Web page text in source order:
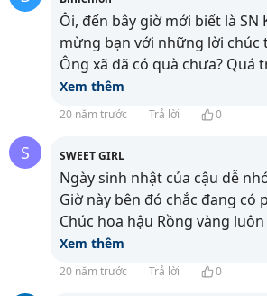
Ôi, đến bây giờ mới biết là SN
mừng bạn với những lời chúc
Ông xã đã có quà chưa? Quá
Xem thêm
20 năm trước Trả lời 0
S SWEET GIRL
Ngày sinh nhật của cậu dễ
Giờ này bên đó chắc đang có
Chúc hoa hậu Rồng vàng
Xem thêm
20 năm trước Trả lời 0